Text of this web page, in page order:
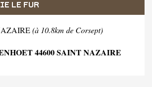
LE FUR
(à 10.8km de Corsept)
44600 SAINT NAZAIRE